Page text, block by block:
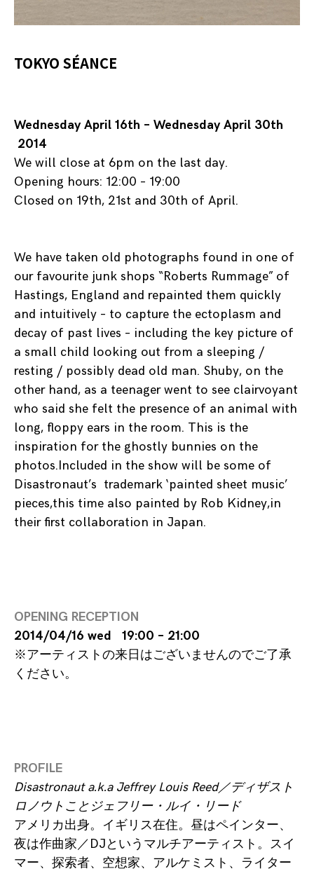
TOKYO SÉANCE
Wednesday April 16th – Wednesday April 30th
2014
We will close at 6pm on the last day.
Opening hours: 12:00 – 19:00
Closed on 19th, 21st and 30th of April.
We have taken old photographs found in one of
our favourite junk shops “Roberts Rummage” of
Hastings, England and repainted them quickly
and intuitively – to capture the ectoplasm and
decay of past lives – including the key picture of
a small child looking out from a sleeping /
resting / possibly dead old man. Shuby, on the
other hand, as a teenager went to see clairvoyant
who said she felt the presence of an animal with
long, floppy ears in the room. This is the
inspiration for the ghostly bunnies on the
photos.Included in the show will be some of
Disastronaut’s trademark ‘painted sheet music’
pieces,this time also painted by Rob Kidney,in
their first collaboration in Japan.
OPENING RECEPTION
2014/04/16 wed 19:00 – 21:00
※アーティストの来日はございませんのでご了承
ください。
PROFILE
Disastronaut a.k.a Jeffrey Louis Reed／ディザスト
ロノウトことジェフリー・ルイ・リード
アメリカ出身。イギリス在住。昼はペインター、
夜は作曲家／DJというマルチアーティスト。スイ
マー、探索者、空想家、アルケミスト、ライター